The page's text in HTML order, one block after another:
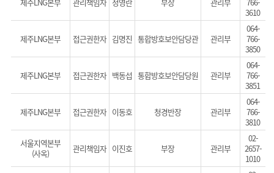
3610
제주LNG본부 접근권한자 김명진 통합방호보안담당관 관리부
064-
766-
3850
제주LNG본부 접근권한자 백동섭 통합방호보안담당원 관리부
064-
766-
3851
제주LNG본부 접근권한자 이동호 청경반장 관리부
064-
766-
3810
서울지역본부
(사옥)
관리책임자 이진호 부장 관리부
02-
2657-
1010